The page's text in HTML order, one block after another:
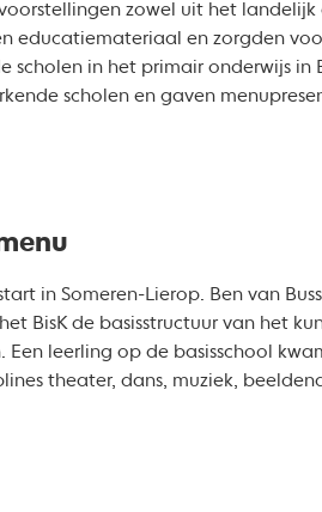
zowel uit het
educatiemateriaal en zorgden
scholen in het primair onderwijs in
scholen en gaven
in Someren-Lierop. Ben van
BisK de basisstructuur van het
leerling op de basisschool
theater, dans, muziek,